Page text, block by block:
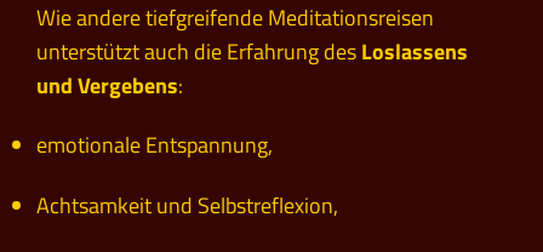
Wie andere tiefgreifende Meditationsreisen
unterstützt auch die Erfahrung desLoslassens
und Vergebens:
emotionale Entspannung,
Achtsamkeit und Selbstreflexion,